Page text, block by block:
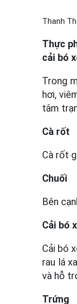
Thanh
Thực
cải bó
Trong
hơi,
tâm
Cà rốt
Cà rốt
Chuối
Bên
Cải bó
Cải bó
rau lá
và hỗ
Trứng